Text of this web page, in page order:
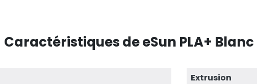
Caractéristiques de eSun PLA+ Blanc
Extrusion